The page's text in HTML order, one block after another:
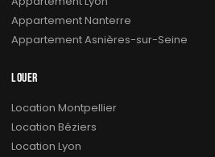
Appartement Nanterre
Appartement Asnières-sur-Seine
LOUER
Location Montpellier
Location Béziers
Location Lyon